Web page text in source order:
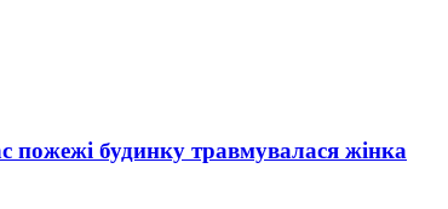
пожежі будинку травмувалася жінка